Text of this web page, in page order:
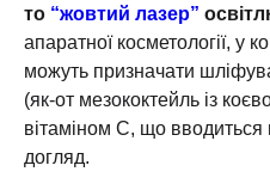
то “жовтий лазер”
апаратної косметології, у
можуть призначати
(як-от мезококтейль із
вітаміном С, що вводиться
догляд.